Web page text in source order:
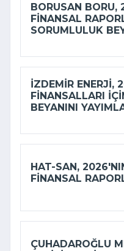
BORUSAN BORU,
FINANSAL
SORUMLULUK
İZDEMİR ENERJI,
FINANSALLARI
BEYANINI
HAT-SAN,
FINANSAL
ÇUHADAROĞLU